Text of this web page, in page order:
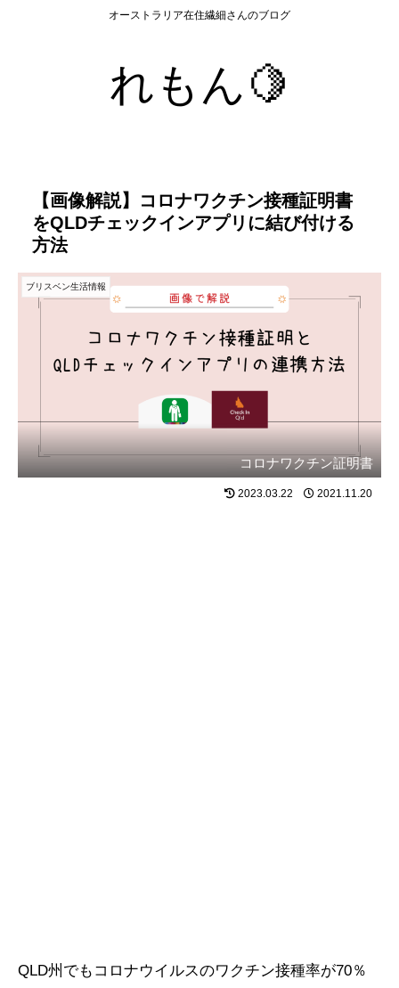
オーストラリア在住繊細さんのブログ
れもん🍋
【画像解説】コロナワクチン接種証明書
をQLDチェックインアプリに結び付ける
方法
ブリスベン生活情報
コロナワクチン証明書
2023.03.22 2021.11.20
QLD州でもコロナウイルスのワクチン接種率が70％